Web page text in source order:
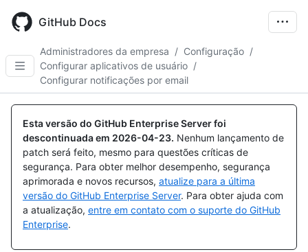
main
GitHub Docs
Administradores da empresa / Configuração /
Configurar aplicativos de usuário /
Configurar notificações por email
Esta versão do GitHub Enterprise Server foi
descontinuada em 2026-04-23. Nenhum lançamento de
patch será feito, mesmo para questões críticas de
segurança. Para obter melhor desempenho, segurança
aprimorada e novos recursos, atualize para a última
versão do GitHub Enterprise Server. Para obter ajuda com
a atualização, entre em contato com o suporte do GitHub
Enterprise.